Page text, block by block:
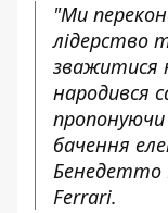
"Ми
лідерство
зважитися
народився
бачення
Бенедетто
Ferrari.